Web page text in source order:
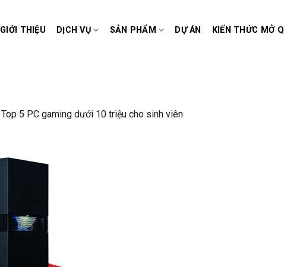
GIỚI THIỆU DỊCH VỤ SẢN PHẨM DỰ ÁN KIẾN THỨC MỞ
Top 5 PC gaming dưới 10 triệu cho sinh viên